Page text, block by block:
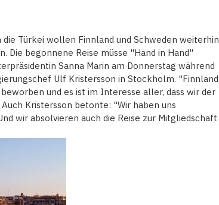
Türkei wollen Finnland und Schweden weiterhin
Die begonnene Reise müsse "Hand in Hand"
Sanna Marin am Donnerstag während
Ulf Kristersson in Stockholm. "Finnland
und es ist im Interesse aller, dass wir der
Kristersson betonte: "Wir haben uns
wir absolvieren auch die Reise zur Mitgliedschaft